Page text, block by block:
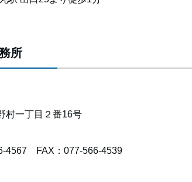
所
村一丁目２番16号
4567 FAX：077-566-4539